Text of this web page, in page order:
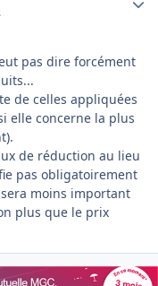
pas dire forcément
de celles appliquées
elle concerne la plus
de réduction au lieu
pas obligatoirement
moins important
plus que le prix